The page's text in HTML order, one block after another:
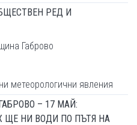
РЕД И
Габрово
метеорологични явления
– 17 МАЙ:
ЩЕ НИ ВОДИ ПО ПЪТЯ НА